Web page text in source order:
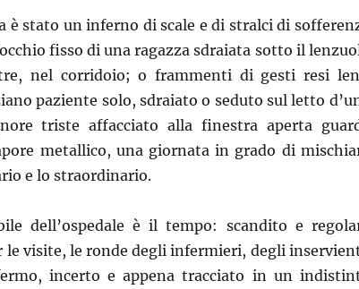
è stato un inferno di scale e di stralci di
fisso di una ragazza sdraiata sotto il
nel corridoio; o frammenti di gesti resi
paziente solo, sdraiato o seduto sul letto
triste affacciato alla finestra aperta
metallico, una giornata in grado di
e lo straordinario.
dell’ospedale è il tempo: scandito e
visite, le ronde degli infermieri, degli
incerto e appena tracciato in un